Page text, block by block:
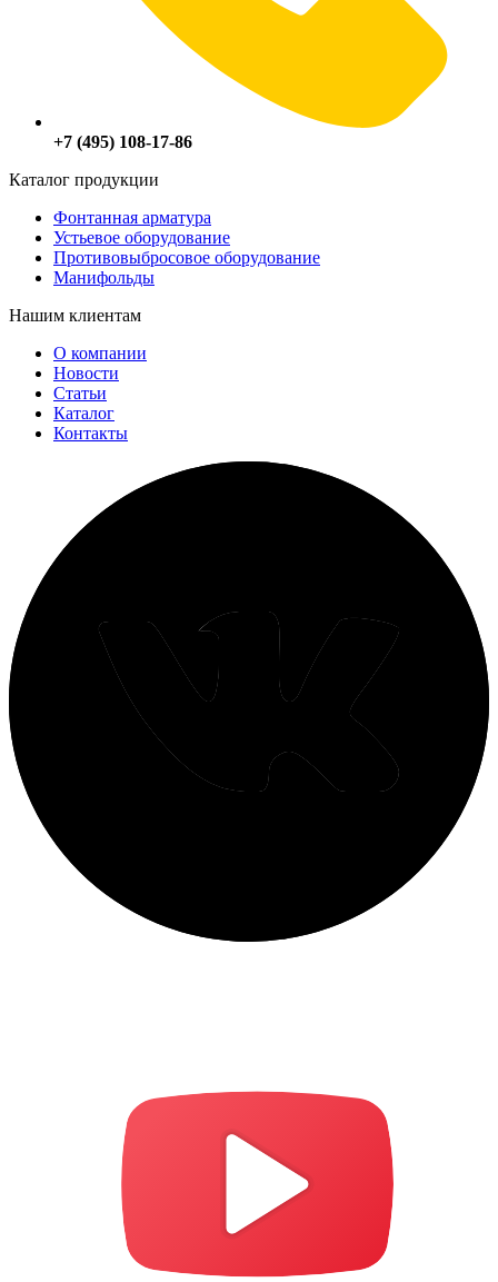
+7 (495) 108-17-86
Каталог продукции
Фонтанная арматура
Устьевое оборудование
Противовыбросовое оборудование
Манифольды
Нашим клиентам
О компании
Новости
Статьи
Каталог
Контакты